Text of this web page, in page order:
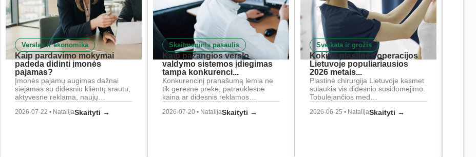
Verslas ir ekonomika
Kaip pardavimo mokymai
padeda didinti įmonės
pajamas?
Įmonės pajamų augimas dažnai
siejamas su didesniu klientų srautu,
aktyvesne reklama, naujų…
2026-07-22 • NatalijaSkaityti →
Skaitmeninis pasaulis
Kaip pažangios verslo
valdymo sistemos įdiegimas
tampa konkurenci...
Konkurencinį pranašumą lemia ne
tik geresnė prekė, patrauklesnė
kaina ar didesnis reklamos…
2026-07-20 • NatalijaSkaityti →
Sveikata ir grožis
Kokios plastinės operacijos
Lietuvoje populiariausios
2026 metais...
Plastinė chirurgija Lietuvoje kasmet
sulaukia vis didesnio susidomėjimo.
Tobulėjančios med…
2026-06-25 • NatalijaSkaityti →